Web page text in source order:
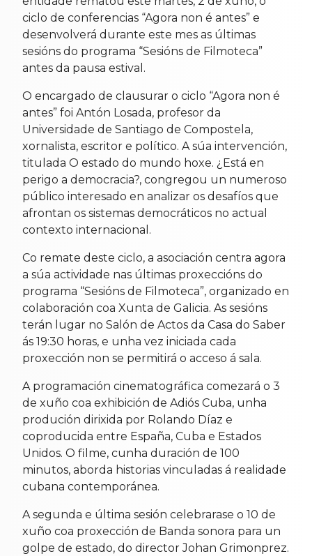
ciclo de conferencias “Agora non é antes” e
desenvolverá durante este mes as últimas
sesións do programa “Sesións de Filmoteca”
antes da pausa estival.
O encargado de clausurar o ciclo “Agora non é
antes” foi Antón Losada, profesor da
Universidade de Santiago de Compostela,
xornalista, escritor e político. A súa intervención,
titulada O estado do mundo hoxe. ¿Está en
perigo a democracia?, congregou un numeroso
público interesado en analizar os desafíos que
afrontan os sistemas democráticos no actual
contexto internacional.
Co remate deste ciclo, a asociación centra agora
a súa actividade nas últimas proxeccións do
programa “Sesións de Filmoteca”, organizado en
colaboración coa Xunta de Galicia. As sesións
terán lugar no Salón de Actos da Casa do Saber
ás 19:30 horas, e unha vez iniciada cada
proxección non se permitirá o acceso á sala.
A programación cinematográfica comezará o 3
de xuño coa exhibición de Adiós Cuba, unha
produción dirixida por Rolando Díaz e
coproducida entre España, Cuba e Estados
Unidos. O filme, cunha duración de 100
minutos, aborda historias vinculadas á realidade
cubana contemporánea.
A segunda e última sesión celebrarase o 10 de
xuño coa proxección de Banda sonora para un
golpe de estado, do director Johan Grimonprez.